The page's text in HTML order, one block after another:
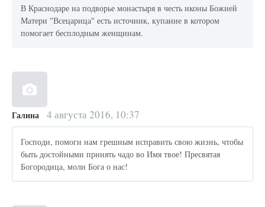
В Краснодаре на подворье монастыря в честь иконы Божией
Матери "Всецарица" есть источник, купание в котором
помогает бесплодным женщинам.
Галина 4 августа 2016, 10:37
Господи, помоги нам грешным исправить свою жизнь, чтобы
быть достойными принять чадо во Имя твое! Пресвятая
Богородица, моли Бога о нас!